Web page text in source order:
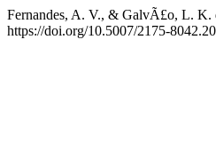
Fernandes, A. V., & GalvÃ£o, L. K.
https://doi.org/10.5007/2175-